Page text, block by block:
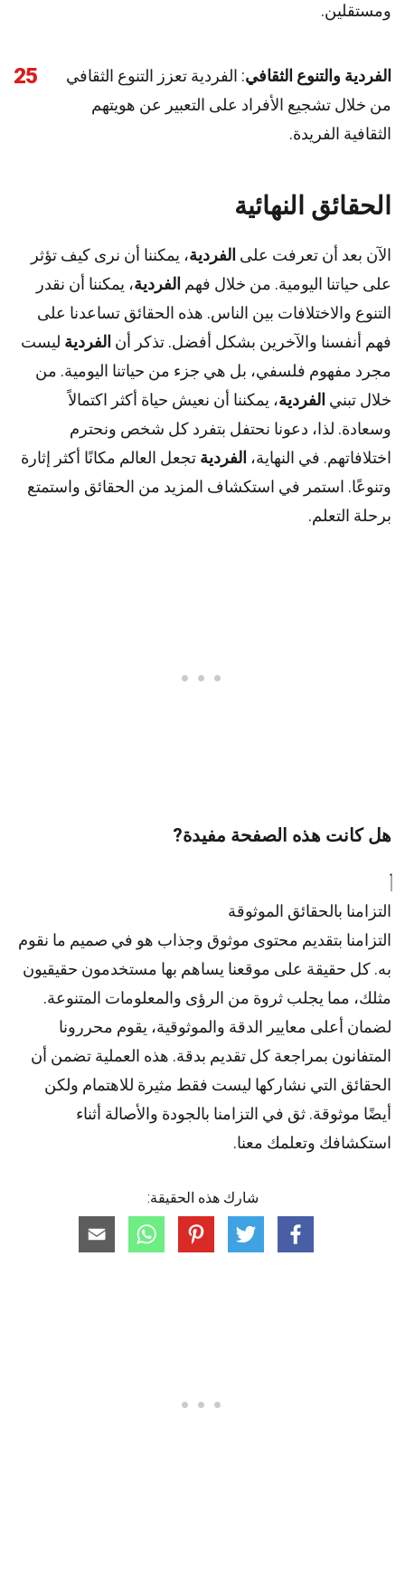
ومستقلين.
25 الفردية والتنوع الثقافي: الفردية تعزز التنوع الثقافي
من خلال تشجيع الأفراد على التعبير عن هويتهم
الثقافية الفريدة.
الحقائق النهائية
الآن بعد أن تعرفت على الفردية، يمكننا أن نرى كيف تؤثر
على حياتنا اليومية. من خلال فهم الفردية، يمكننا أن نقدر
التنوع والاختلافات بين الناس. هذه الحقائق تساعدنا على
فهم أنفسنا والآخرين بشكل أفضل. تذكر أن الفردية ليست
مجرد مفهوم فلسفي، بل هي جزء من حياتنا اليومية. من
خلال تبني الفردية، يمكننا أن نعيش حياة أكثر اكتمالاً
وسعادة. لذا، دعونا نحتفل بتفرد كل شخص ونحترم
اختلافاتهم. في النهاية، الفردية تجعل العالم مكانًا أكثر إثارة
وتنوعًا. استمر في استكشاف المزيد من الحقائق واستمتع
برحلة التعلم.
هل كانت هذه الصفحة مفيدة?
التزامنا بالحقائق الموثوقة
التزامنا بتقديم محتوى موثوق وجذاب هو في صميم ما نقوم
به. كل حقيقة على موقعنا يساهم بها مستخدمون حقيقيون
مثلك، مما يجلب ثروة من الرؤى والمعلومات المتنوعة.
لضمان أعلى معايير الدقة والموثوقية، يقوم محررونا
المتفانون بمراجعة كل تقديم بدقة. هذه العملية تضمن أن
الحقائق التي نشاركها ليست فقط مثيرة للاهتمام ولكن
أيضًا موثوقة. ثق في التزامنا بالجودة والأصالة أثناء
استكشافك وتعلمك معنا.
شارك هذه الحقيقة: